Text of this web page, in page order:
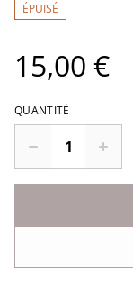
ÉPUISÉ
15,00 €
QUANTITÉ